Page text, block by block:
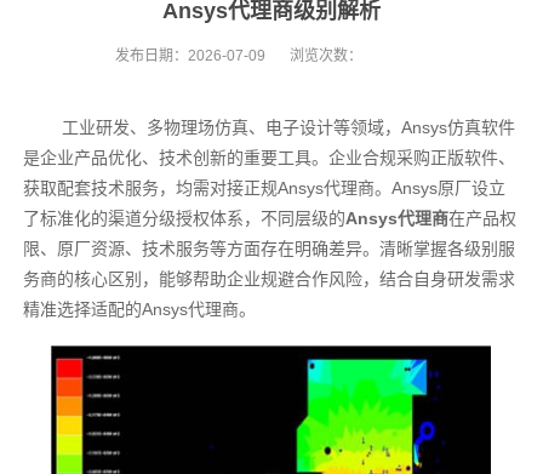
Ansys代理商级别解析
发布日期： 2026-07-09 浏览次数：
工业研发、多物理场仿真、电子设计等领域，Ansys仿真软件
是企业产品优化、技术创新的重要工具。企业合规采购正版软件、
获取配套技术服务，均需对接正规Ansys代理商。Ansys原厂设立
了标准化的渠道分级授权体系，不同层级的Ansys代理商在产品权
限、原厂资源、技术服务等方面存在明确差异。清晰掌握各级别服
务商的核心区别，能够帮助企业规避合作风险，结合自身研发需求
精准选择适配的Ansys代理商。